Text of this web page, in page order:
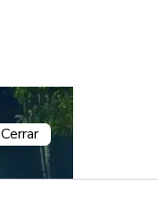
Cerrar